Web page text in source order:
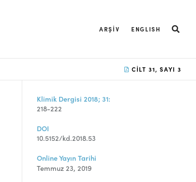
ARŞIV ENGLISH
CILT 31, SAYI 3
Klimik Dergisi 2018; 31:
218-222
DOI
10.5152/kd.2018.53
Online Yayın Tarihi
Temmuz 23, 2019